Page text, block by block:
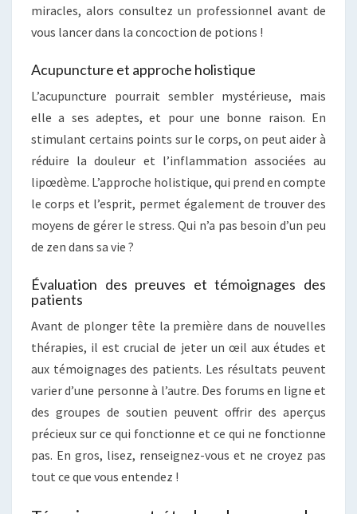
miracles, alors consultez un professionnel avant de
vous lancer dans la concoction de potions !
Acupuncture et approche holistique
L’acupuncture pourrait sembler mystérieuse, mais
elle a ses adeptes, et pour une bonne raison. En
stimulant certains points sur le corps, on peut aider à
réduire la douleur et l’inflammation associées au
lipœdème. L’approche holistique, qui prend en compte
le corps et l’esprit, permet également de trouver des
moyens de gérer le stress. Qui n’a pas besoin d’un peu
de zen dans sa vie ?
Évaluation des preuves et témoignages des
patients
Avant de plonger tête la première dans de nouvelles
thérapies, il est crucial de jeter un œil aux études et
aux témoignages des patients. Les résultats peuvent
varier d’une personne à l’autre. Des forums en ligne et
des groupes de soutien peuvent offrir des aperçus
précieux sur ce qui fonctionne et ce qui ne fonctionne
pas. En gros, lisez, renseignez-vous et ne croyez pas
tout ce que vous entendez !